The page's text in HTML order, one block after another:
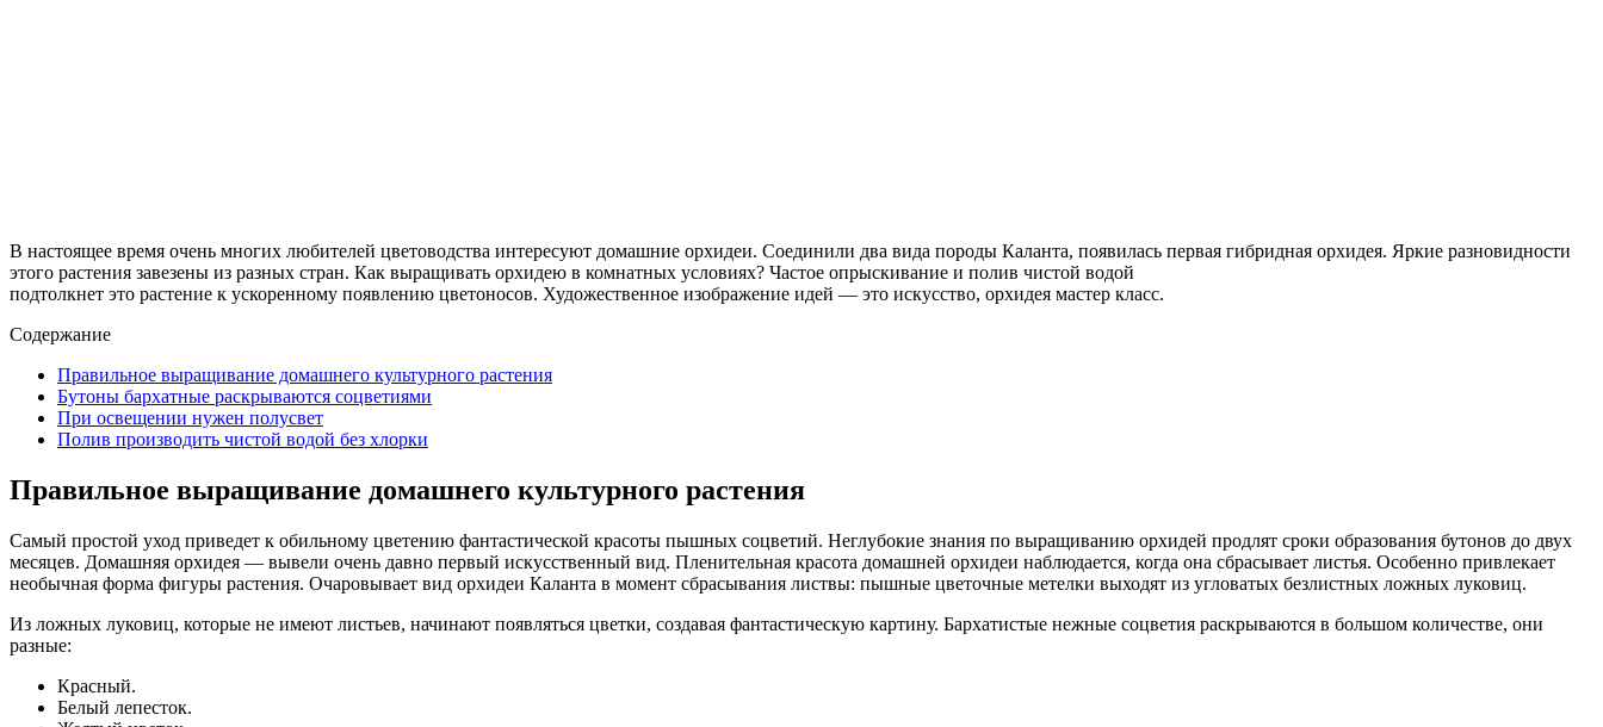
В настоящее время очень многих любителей цветоводства интересуют домашние орхидеи. Соединили два вида породы Каланта, появилась первая гибридная орхидея. Яркие разновидности
этого растения завезены из разных стран. Как выращивать орхидею в комнатных условиях? Частое опрыскивание и полив чистой водой
подтолкнет это растение к ускоренному появлению цветоносов. Художественное изображение идей — это искусство, орхидея мастер класс.
Содержание
Правильное выращивание домашнего культурного растения
Бутоны бархатные раскрываются соцветиями
При освещении нужен полусвет
Полив производить чистой водой без хлорки
Правильное выращивание домашнего культурного растения
Самый простой уход приведет к обильному цветению фантастической красоты пышных соцветий. Неглубокие знания по выращиванию орхидей продлят сроки образования бутонов до двух
месяцев. Домашняя орхидея — вывели очень давно первый искусственный вид. Пленительная красота домашней орхидеи наблюдается, когда она сбрасывает листья. Особенно привлекает
необычная форма фигуры растения. Очаровывает вид орхидеи Каланта в момент сбрасывания листвы: пышные цветочные метелки выходят из угловатых безлистных ложных луковиц.
Из ложных луковиц, которые не имеют листьев, начинают появляться цветки, создавая фантастическую картину. Бархатистые нежные соцветия раскрываются в большом количестве, они
разные:
Красный.
Белый лепесток.